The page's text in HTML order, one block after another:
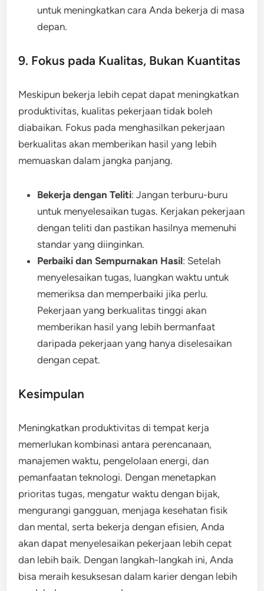
untuk meningkatkan cara Anda bekerja di masa
depan.
9. Fokus pada Kualitas, Bukan Kuantitas
Meskipun bekerja lebih cepat dapat meningkatkan
produktivitas, kualitas pekerjaan tidak boleh
diabaikan. Fokus pada menghasilkan pekerjaan
berkualitas akan memberikan hasil yang lebih
memuaskan dalam jangka panjang.
Bekerja dengan Teliti: Jangan terburu-buru
untuk menyelesaikan tugas. Kerjakan pekerjaan
dengan teliti dan pastikan hasilnya memenuhi
standar yang diinginkan.
Perbaiki dan Sempurnakan Hasil: Setelah
menyelesaikan tugas, luangkan waktu untuk
memeriksa dan memperbaiki jika perlu.
Pekerjaan yang berkualitas tinggi akan
memberikan hasil yang lebih bermanfaat
daripada pekerjaan yang hanya diselesaikan
dengan cepat.
Kesimpulan
Meningkatkan produktivitas di tempat kerja
memerlukan kombinasi antara perencanaan,
manajemen waktu, pengelolaan energi, dan
pemanfaatan teknologi. Dengan menetapkan
prioritas tugas, mengatur waktu dengan bijak,
mengurangi gangguan, menjaga kesehatan fisik
dan mental, serta bekerja dengan efisien, Anda
akan dapat menyelesaikan pekerjaan lebih cepat
dan lebih baik. Dengan langkah-langkah ini, Anda
bisa meraih kesuksesan dalam karier dengan lebih